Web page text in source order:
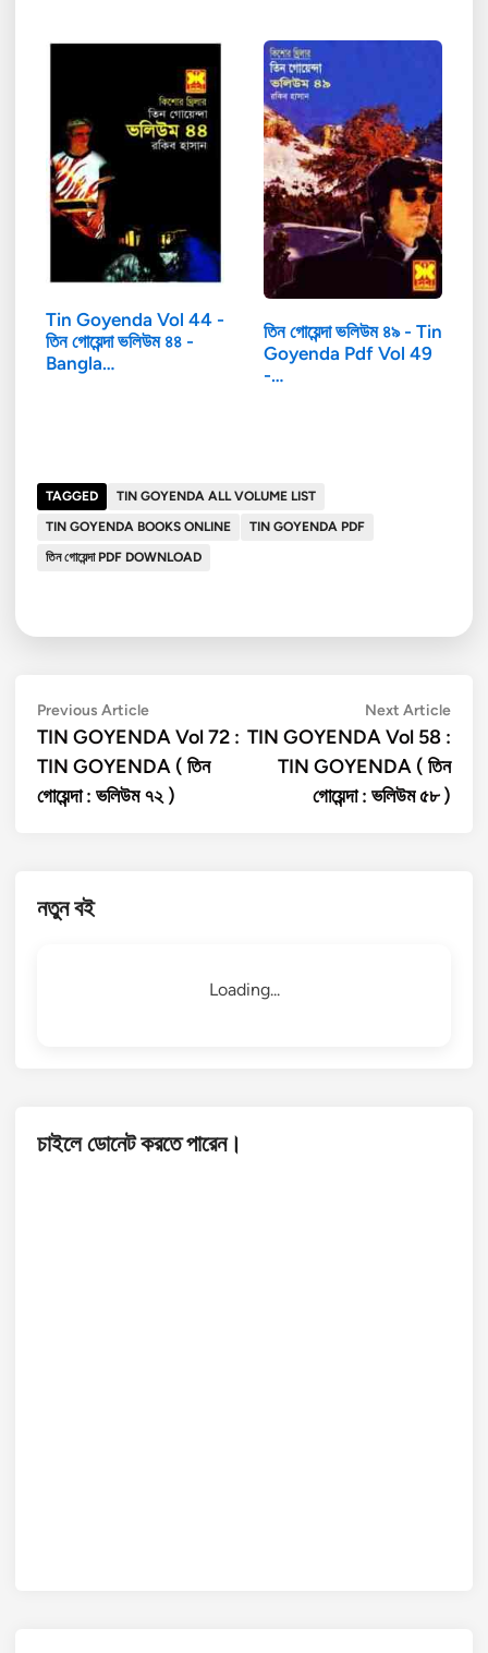
Tin Goyenda Vol 44 -
তিন গোয়েন্দা ভলিউম ৪৪ -
Bangla…
তিন গোয়েন্দা ভলিউম ৪৯ - Tin
Goyenda Pdf Vol 49
-…
TAGGED
TIN GOYENDA ALL VOLUME LIST
TIN GOYENDA BOOKS ONLINE
TIN GOYENDA PDF
তিন গোয়েন্দা PDF DOWNLOAD
Post
navigation
Previous ArticlePrevious
article:
TIN GOYENDA Vol 72 :
TIN GOYENDA ( তিন
গোয়েন্দা : ভলিউম ৭২ )
Next ArticleNext
TIN GOYENDA Vol 58 :
TIN GOYENDA ( তিন
গোয়েন্দা : ভলিউম ৫৮ )
নতুন বই
Loading...
চাইলে ডোনেট করতে পারেন।